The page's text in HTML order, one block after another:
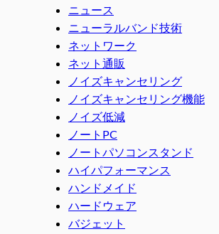
ニュース
ニューラルバンド技術
ネットワーク
ネット通販
ノイズキャンセリング
ノイズキャンセリング機能
ノイズ低減
ノートPC
ノートパソコンスタンド
ハイパフォーマンス
ハンドメイド
ハードウェア
バジェット